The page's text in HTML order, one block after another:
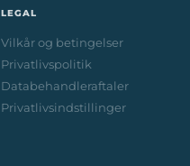
LEGAL
Vilkår og betingelser
Privatlivspolitik
Databehandleraftaler
Privatlivsindstillinger